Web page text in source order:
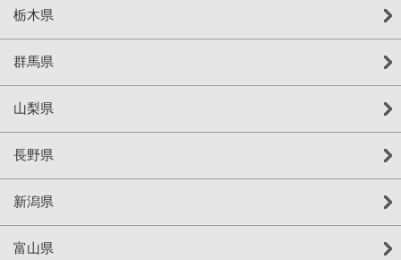
栃木県
群馬県
山梨県
長野県
新潟県
富山県